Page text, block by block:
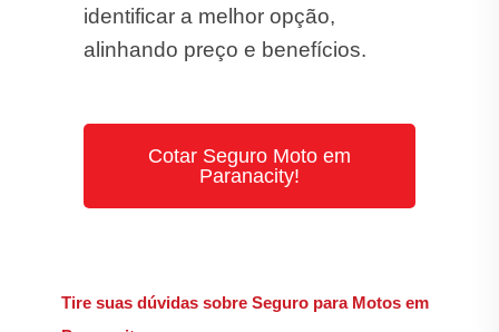
identificar a melhor opção,
alinhando preço e benefícios.
Cotar Seguro Moto em
Paranacity!
Tire suas dúvidas sobre Seguro para Motos em